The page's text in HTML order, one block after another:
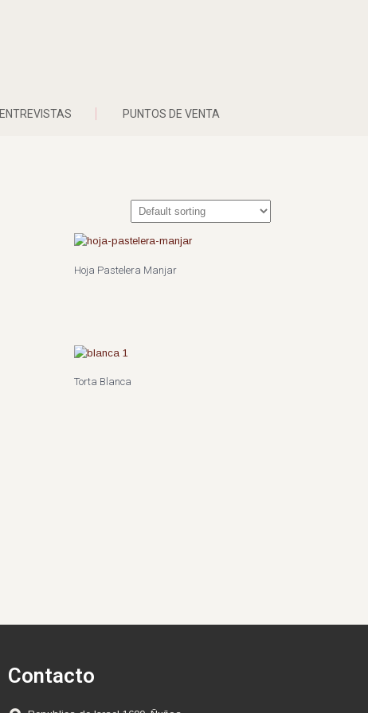
ENTREVISTAS PUNTOS DE VENTA
Hoja Pastelera Manjar
Torta Blanca
Contacto